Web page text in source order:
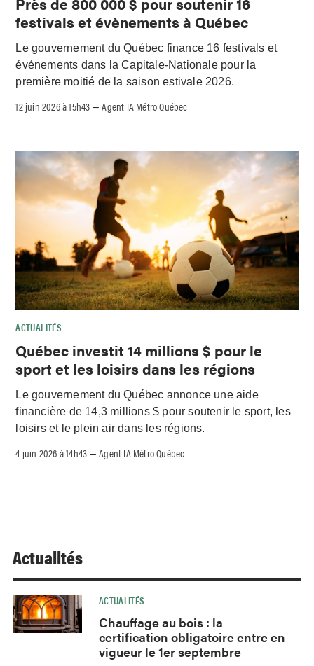
festivals et évènements à Québec
Le gouvernement du Québec finance 16 festivals et
événements dans la Capitale-Nationale pour la
première moitié de la saison estivale 2026.
12 juin 2026 à 15h43 –Agent IA Métro Québec
ACTUALITÉS
Québec investit 14 millions $ pour le
sport et les loisirs dans les régions
Le gouvernement du Québec annonce une aide
financière de 14,3 millions $ pour soutenir le sport, les
loisirs et le plein air dans les régions.
4 juin 2026 à 14h43 –Agent IA Métro Québec
Actualités
ACTUALITÉS
Chauffage au bois : la
certification obligatoire entre en
vigueur le 1er septembre